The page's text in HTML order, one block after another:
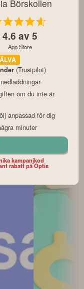
Börskollen
4.6 av 5
App Store
(Trustpilot)
om du inte är
anpassad för dig
minuter
kampanjkod
rabatt på Optis